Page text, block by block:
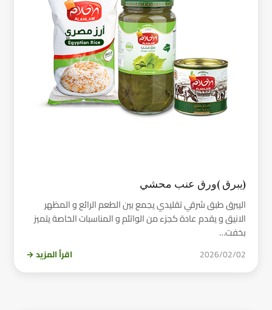
(يبرق )ورق عنب محشي
اليبرق طبق شرقي تقليدي يجمع بين الطعم الرائع و المظهر
الانيق و يقدم عادة كجزء من الواتئم و المناسبات الخاصة يتميز
بخفت…
2026/02/02 اقرأ المزيد →